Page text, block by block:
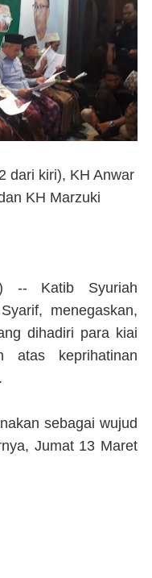
dari kiri), KH Anwar
KH Marzuki
--Katib Syuriah
menegaskan,
dihadiri para kiai
atas keprihatinan
sebagai wujud
Jumat 13 Maret